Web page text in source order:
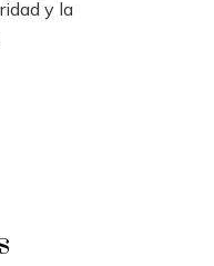
y la